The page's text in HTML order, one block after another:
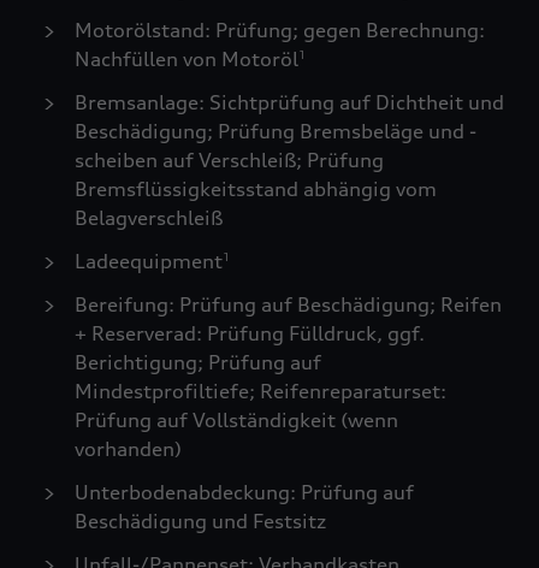
Motorölstand: Prüfung; gegen Berechnung:
Nachfüllen von Motoröl1
Bremsanlage: Sichtprüfung auf Dichtheit und
Beschädigung; Prüfung Bremsbeläge und -
scheiben auf Verschleiß; Prüfung
Bremsflüssigkeitsstand abhängig vom
Belagverschleiß
Ladeequipment1
Bereifung: Prüfung auf Beschädigung; Reifen
+ Reserverad: Prüfung Fülldruck, ggf.
Berichtigung; Prüfung auf
Mindestprofiltiefe; Reifenreparaturset:
Prüfung auf Vollständigkeit (wenn
vorhanden)
Unterbodenabdeckung: Prüfung auf
Beschädigung und Festsitz